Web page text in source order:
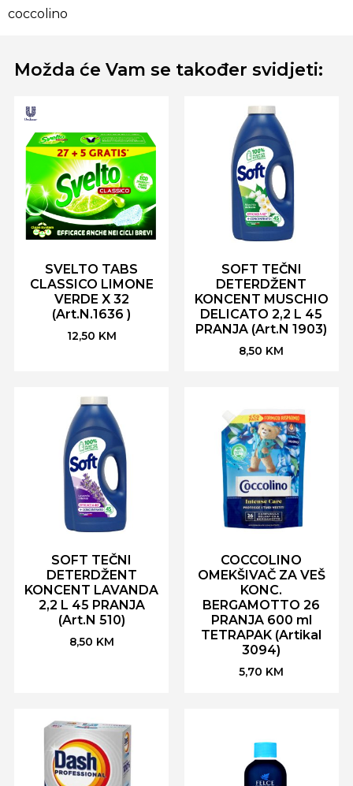
coccolino
Možda će Vam se također svidjeti:
SVELTO TABS
CLASSICO LIMONE
VERDE X 32
(Art.N.1636 )
12,50 KM
SOFT TEČNI
DETERDŽENT
KONCENT MUSCHIO
DELICATO 2,2 L 45
PRANJA (Art.N 1903)
8,50 KM
SOFT TEČNI
DETERDŽENT
KONCENT LAVANDA
2,2 L 45 PRANJA
(Art.N 510)
8,50 KM
COCCOLINO
OMEKŠIVAČ ZA VEŠ
KONC.
BERGAMOTTO 26
PRANJA 600 ml
TETRAPAK (Artikal
3094)
5,70 KM